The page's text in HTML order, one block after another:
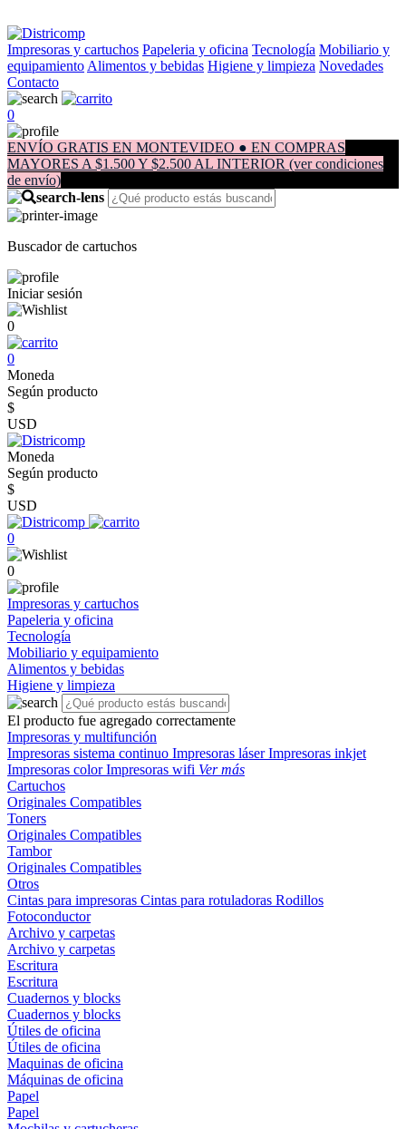
Impresoras y cartuchos Papeleria y oficina Tecnología Mobiliario y
equipamiento Alimentos y bebidas Higiene y limpieza Novedades
Contacto
0
ENVÍO GRATIS EN MONTEVIDEO ● EN COMPRAS
MAYORES A $1.500 Y $2.500 AL INTERIOR (ver condiciones
de envío)
Buscador de cartuchos
Iniciar sesión
0
0
Moneda
Según producto
$
USD
Moneda
Según producto
$
USD
0
0
Impresoras y cartuchos
Papeleria y oficina
Tecnología
Mobiliario y equipamiento
Alimentos y bebidas
Higiene y limpieza
El producto fue agregado correctamente
Impresoras y multifunción
Impresoras sistema continuo Impresoras láserImpresoras inkjet
Impresoras colorImpresoras wifi Ver más
Cartuchos
Originales Compatibles
Toners
Originales Compatibles
Tambor
Originales Compatibles
Otros
Cintas para impresoras Cintas para rotuladoras Rodillos
Fotoconductor
Archivo y carpetas
Archivo y carpetas
Escritura
Escritura
Cuadernos y blocks
Cuadernos y blocks
Útiles de oficina
Útiles de oficina
Maquinas de oficina
Máquinas de oficina
Papel
Papel